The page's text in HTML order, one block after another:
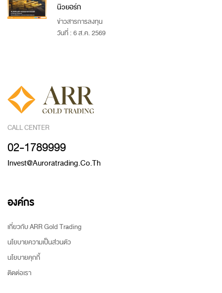
นิวยอร์ก
ข่าวสารการลงทุน
วันที่ : 6 ส.ค. 2569
CALL CENTER
02-1789999
Invest@auroratrading.co.th
องค์กร
เกี่ยวกับ ARR Gold Trading
นโยบายความเป็นส่วนตัว
นโยบายคุกกี้
ติดต่อเรา